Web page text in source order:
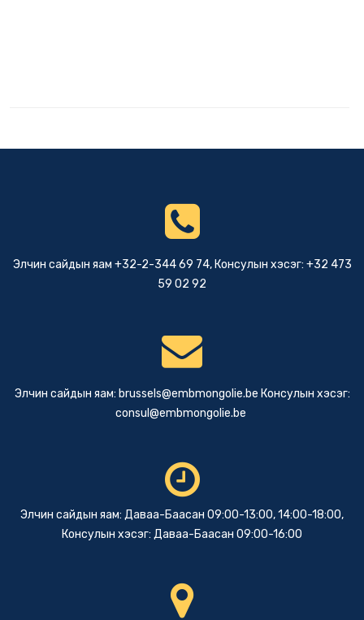
Элчин сайдын яам +32-2-344 69 74, Консулын хэсэг: +32 473
59 02 92
Элчин сайдын яам: brussels@embmongolie.be Консулын хэсэг:
consul@embmongolie.be
Элчин сайдын яам: Даваа-Баасан 09:00-13:00, 14:00-18:00,
Консулын хэсэг: Даваа-Баасан 09:00-16:00